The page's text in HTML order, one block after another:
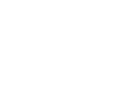
с красным